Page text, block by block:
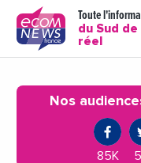
Toute
du Sud
réel
Nos
85K